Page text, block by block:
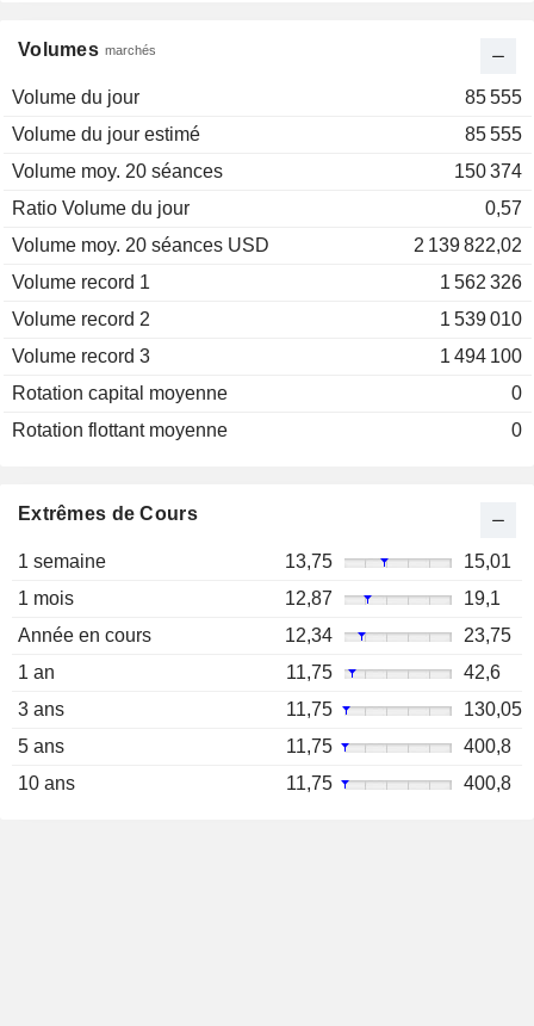
Volumes marchés
Volume du jour
85 555
Volume du jour estimé
85 555
Volume moy. 20 séances
150 374
Ratio Volume du jour
0,57
Volume moy. 20 séances USD
2 139 822,02
Volume record 1
1 562 326
Volume record 2
1 539 010
Volume record 3
1 494 100
Rotation capital moyenne
0
Rotation flottant moyenne
0
Extrêmes de Cours
1 semaine 13,75
15,01
1 mois
12,87
19,1
Année en cours
12,34
23,75
1 an
11,75
42,6
3 ans
11,75
130,05
5 ans
11,75
400,8
10 ans
11,75 400,8